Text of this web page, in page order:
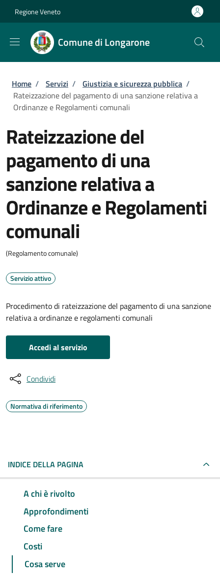
Regione Veneto
Comune di Longarone
Briciole di pane
Home / Servizi / Giustizia e sicurezza pubblica /
Rateizzazione del pagamento di una sanzione relativa a
Ordinanze e Regolamenti comunali
Rateizzazione del
pagamento di una
sanzione relativa a
Ordinanze e Regolamenti
comunali
(Regolamento comunale)
Servizio attivo
Procedimento di rateizzazione del pagamento di una sanzione
relativa a ordinanze e regolamenti comunali
Accedi al servizio
Condividi
Normativa di riferimento
INDICE DELLA PAGINA
A chi è rivolto
Approfondimenti
Come fare
Costi
Cosa serve